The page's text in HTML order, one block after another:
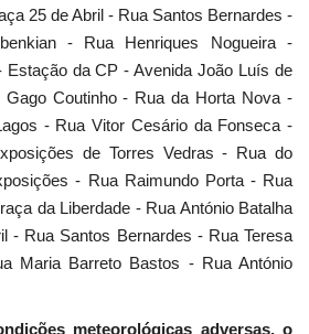
25 de Abril - Rua Santos Bernardes -
- Rua Henriques Nogueira -
Estação da CP - Avenida João Luís de
Gago Coutinho - Rua da Horta Nova -
- Rua Vitor Cesário da Fonseca -
de Torres Vedras - Rua do
- Rua Raimundo Porta - Rua
da Liberdade - Rua António Batalha
- Rua Santos Bernardes - Rua Teresa
Maria Barreto Bastos - Rua António
meteorológicas adversas, o